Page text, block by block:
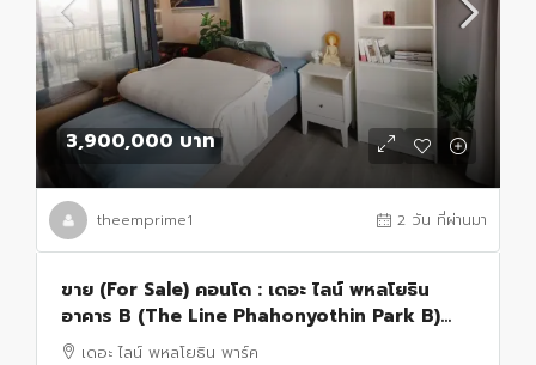
3,900,000 บาท
theemprime1 2 วัน ที่ผ่านมา
ขาย (For Sale) คอนโด : เดอะ ไลน์ พหลโยธิน
อาคาร B (The Line Phahonyothin Park B)
ประเภท : 1 ห้องนอน 1 ห้องน้ำ พื้นที่ : 32.52 ตรม.
เดอะ ไลน์ พหลโยธิน พาร์ค